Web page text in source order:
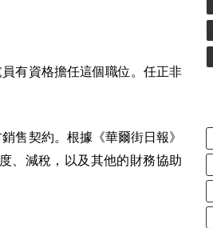
有資格擔任這個職位。任正非
售契約。根據《華爾街日報》
、減稅，以及其他的財務協助